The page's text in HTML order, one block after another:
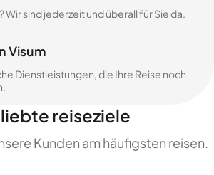
Wir sind jederzeit und überall für Sie da.
Visum
Dienstleistungen, die Ihre Reise noch
reiseziele
Kunden am häufigsten reisen.